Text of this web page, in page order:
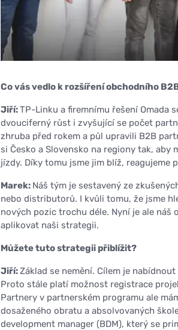
Co vás vedlo k rozšíření obchodního
Jiří:TP-Linku a firemnímu řešení Omada
dvouciferný růst i zvyšující se počet
zhruba před rokem a půl upravili B2B
si Česko a Slovensko na regiony tak,
jízdy. Díky tomu jsme jim blíž, reagujeme
Marek: Náš tým je sestavený ze
nebo distributorů. I kvůli tomu, že jsme
nových pozic trochu déle. Nyní je ale
aplikovat naši strategii.
Můžete tuto strategii přiblížit?
Jiří:Základ se nemění. Cílem je
Proto stále platí možnost registrace
Partnery v partnerském programu ale
dosaženého obratu a absolvovaných
development manager (BDM), který se